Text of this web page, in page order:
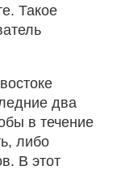
Такое
два
в течение
либо
В этот